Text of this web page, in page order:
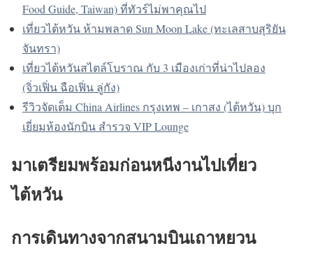
Food Guide, Taiwan) ที่ทัวร์ไม่พาคุณไป
เที่ยวไต้หวัน ห้ามพลาด Sun Moon Lake (ทะเลสาบสุริยัน
จันทรา)
เที่ยวไต้หวันสไตล์โบราณ กับ 3 เมืองเก่าที่น่าไปลอง
(จิ่วเฟิ่น ฉือเฟิ่น ลู่กัง)
รีวิวจัดเต็ม China Airlines กรุงเทพ – เกาสง (ไต้หวัน) บุก
เยี่ยมห้องนักบิน สำรวจ VIP Lounge
มาเตรียมพร้อมก่อนหนีงานไปเที่ยว
ไต้หวัน
การเดินทางจากสนามบินเถาหยวน